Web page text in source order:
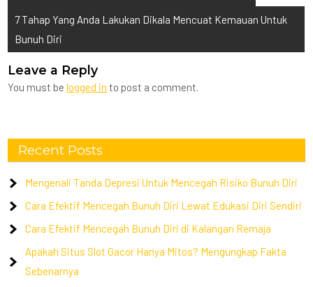
7 Tahap Yang Anda Lakukan Dikala Mencuat Kemauan Untuk
Bunuh Diri
Leave a Reply
You must belogged in to post a comment.
Recent Posts
Mengenali Tanda Depresi Untuk Mencegah Risiko Bunuh Diri
Cara Efektif Mencegah Bunuh Diri Lewat Edukasi Diri Sendiri
Cara Efektif Mencegah Bunuh Diri di Kalangan Remaja
Apakah Situs Slot Gacor Hanya Mitos? Mengungkap Fakta
Sebenarnya